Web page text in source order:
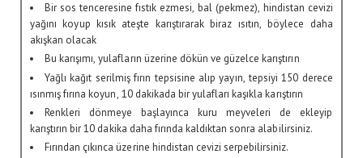
Bir sos tenceresine fıstık ezmesi, bal (pekmez), hindistan cevizi
yağını koyup kısık ateşte karıştırarak biraz ısıtın, böylece daha
akışkan olacak
Bu karışımı, yulafların üzerine dökün ve güzelce karıştırın
Yağlı kağıt serilmiş fırın tepsisine alıp yayın, tepsiyi 150 derece
ısınmış fırına koyun, 10 dakikada bir yulafları kaşıkla karıştırın
Renkleri dönmeye başlayınca kuru meyveleri de ekleyip
karıştırın bir 10 dakika daha fırında kaldıktan sonra alabilirsiniz.
Fırından çıkınca üzerine hindistan cevizi serpebilirsiniz.